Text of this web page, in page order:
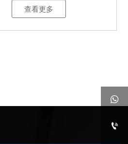
查看更多

